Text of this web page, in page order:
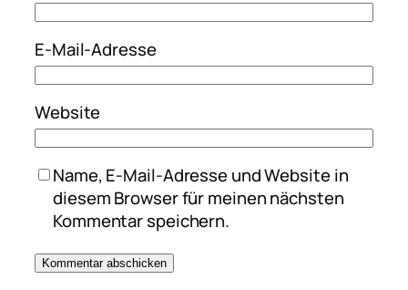
E-Mail-Adresse
Website
Name, E-Mail-Adresse und Website in
diesem Browser für meinen nächsten
Kommentar speichern.